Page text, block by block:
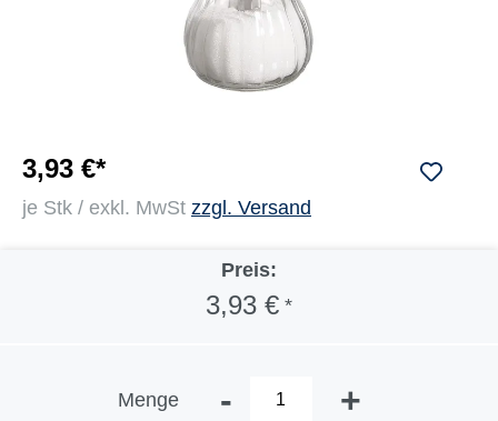
3,93 €*
je Stk / exkl. MwSt zzgl. Versand
Preis:
3,93 € *
Menge - +